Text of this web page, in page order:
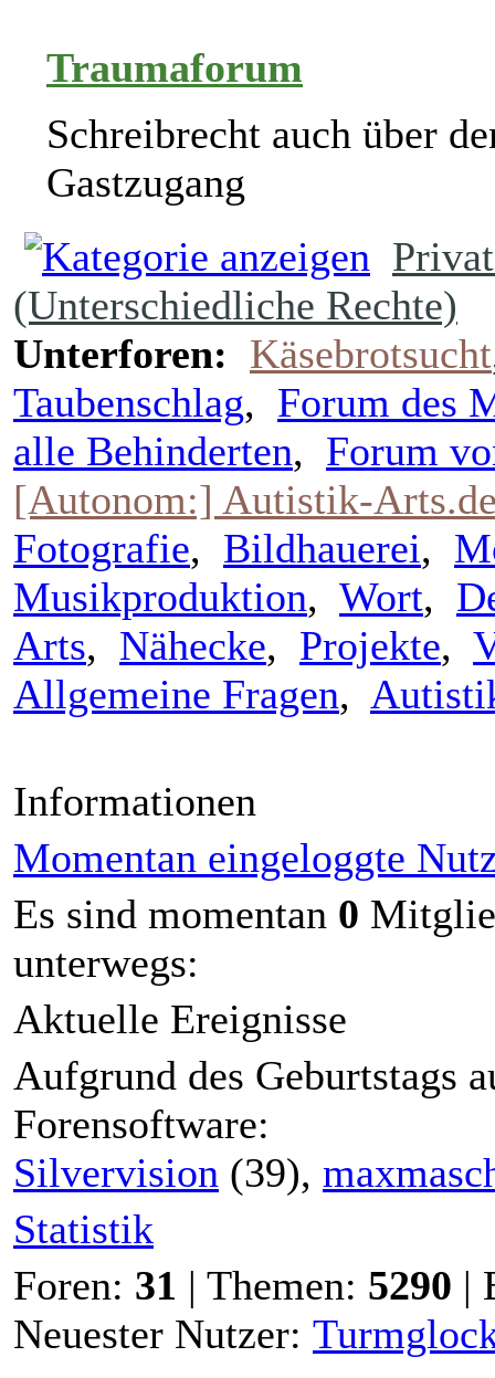
Traumaforum
Schreibrecht auch über
Gastzugang
(Unterschiedliche Rechte)
Unterforen: Käsebrotsucht
Taubenschlag, Forum des
alle Behinderten, Forum
[Autonom:] Autistik-
Fotografie, Bildhauerei,
Musikproduktion, Wort,
Arts, Nähecke, Projekte,
Allgemeine Fragen,
Informationen
Momentan eingeloggte
Es sind momentan 0
unterwegs:
Aktuelle Ereignisse
Aufgrund des Geburtstags
Forensoftware:
Silvervision (39),
Statistik
Foren: 31 | Themen: 5290 |
Neuester Nutzer: